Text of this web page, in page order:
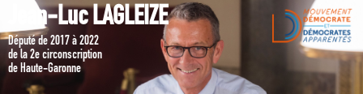
Jean-Luc LAGLEIZE
Député de 2017 à 2022
de la 2e circonscription
de Haute-Garonne